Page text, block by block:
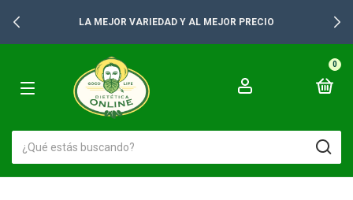
LA MEJOR VARIEDAD Y AL MEJOR PRECIO
0